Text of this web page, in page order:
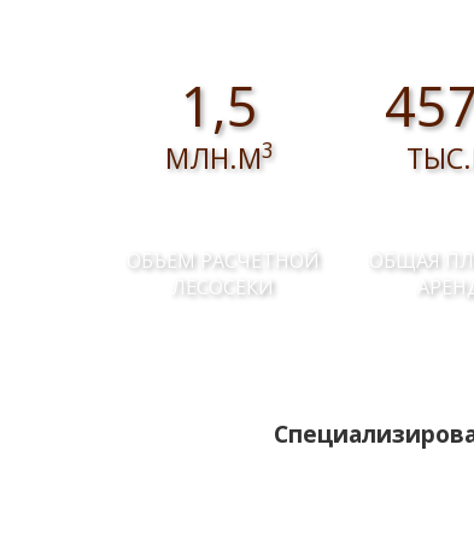
1,5
МЛН.М3
ОБЪЕМ РАСЧЕТНОЙ
ЛЕСОСЕКИ
ОБЩАЯ